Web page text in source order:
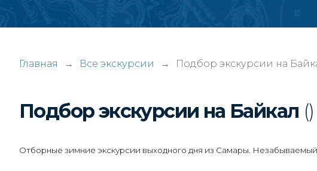
Главная → Все экскурсии → Подбор экскурсии на
Подбор экскурсии на Байкал ()
Отборные зимние экскурсии выходного дня из Самары.